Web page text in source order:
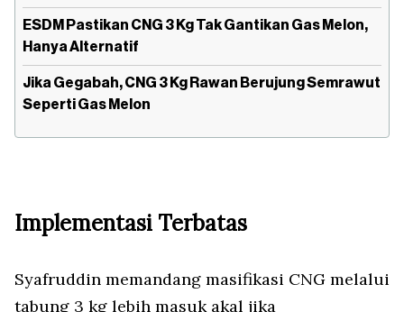
ESDM Pastikan CNG 3 Kg Tak Gantikan Gas Melon,
Hanya Alternatif
Jika Gegabah, CNG 3 Kg Rawan Berujung Semrawut
Seperti Gas Melon
Implementasi Terbatas
Syafruddin memandang masifikasi CNG melalui
tabung 3 kg lebih masuk akal jika